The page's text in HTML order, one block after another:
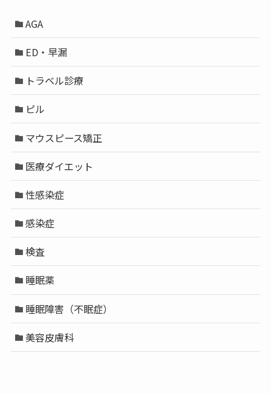
AGA
ED・早漏
トラベル診療
ピル
マウスピース矯正
医療ダイエット
性感染症
感染症
検査
睡眠薬
睡眠障害（不眠症）
美容皮膚科